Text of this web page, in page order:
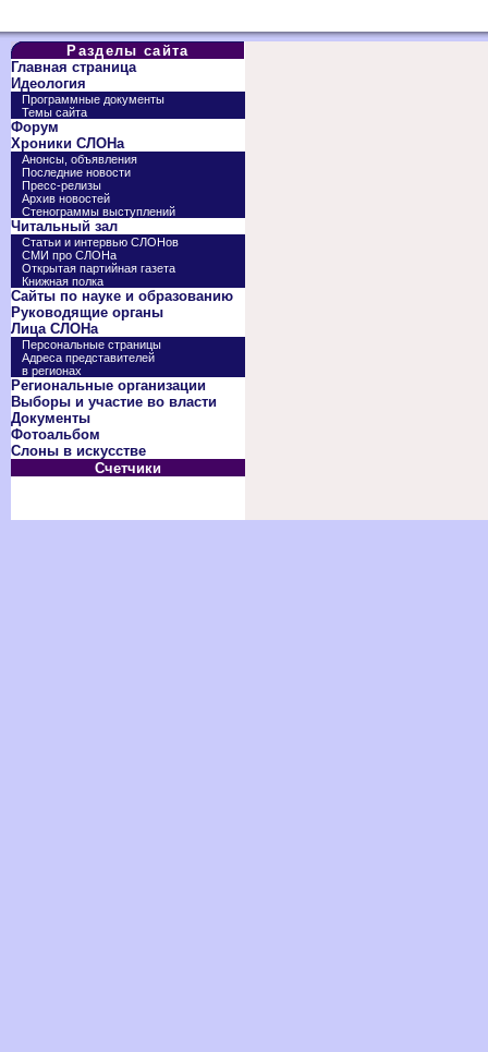
Разделы сайта
Главная страница
Идеология
Программные документы
Темы сайта
Форум
Хроники СЛОНа
Анонсы, объявления
Последние новости
Пресс-релизы
Архив новостей
Стенограммы выступлений
Читальный зал
Статьи и интервью СЛОНов
СМИ про СЛОНа
Открытая партийная газета
Книжная полка
Сайты по науке и образованию
Руководящие органы
Лица СЛОНа
Персональные страницы
Адреса представителей
в регионах
Региональные организации
Выборы и участие во власти
Документы
Фотоальбом
Слоны в искусстве
Счетчики